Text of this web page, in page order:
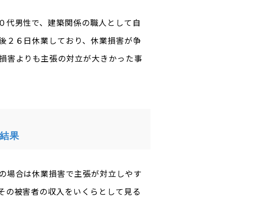
代男性で、建築関係の職人として自
２６日休業しており、休業損害が争
害よりも主張の対立が大きかった事
果
場合は休業損害で主張が対立しやす
の被害者の収入をいくらとして見る